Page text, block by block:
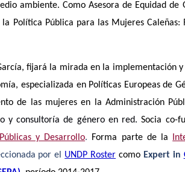
ambiente. Como Asesora de Equidad
Política Pública para las Mujeres Caleñas:
fijará la mirada en la implementación y
especializada en Políticas Europeas de
de las mujeres en la Administración
y consultoría de género en red.Socia co-
y Desarrollo. Forma parte de la
por el UNDP Roster como Expert in